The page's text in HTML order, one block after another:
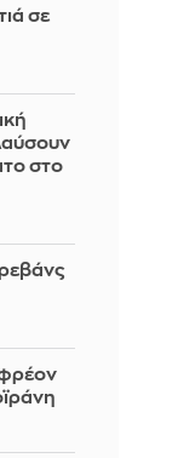
σε
στο